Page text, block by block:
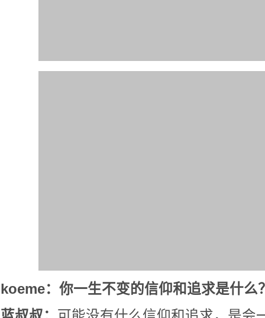
koeme：你一生不变的信仰和追求是什么